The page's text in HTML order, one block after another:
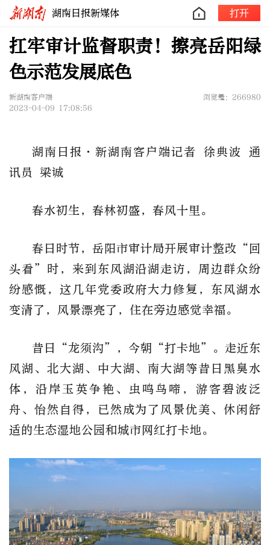
湖南日报新媒体 打开
扛牢审计监督职责！擦亮岳阳绿
色示范发展底色
新湖南客户端
浏览量：266980
2023-04-09 17:08:56
湖南日报·新湖南客户端记者 徐典波 通
讯员 梁诚
春水初生，春林初盛，春风十里。
春日时节，岳阳市审计局开展审计整改“回
头看”时，来到东风湖沿湖走访，周边群众纷
纷感慨，这几年党委政府大力修复，东风湖水
变清了，风景漂亮了，住在旁边感觉幸福。
昔日“龙须沟”，今朝“打卡地”。走近东
风湖、北大湖、中大湖、南大湖等昔日黑臭水
体，沿岸玉英争艳、虫鸣鸟啼，游客碧波泛
舟、怡然自得，已然成为了风景优美、休闲舒
适的生态湿地公园和城市网红打卡地。